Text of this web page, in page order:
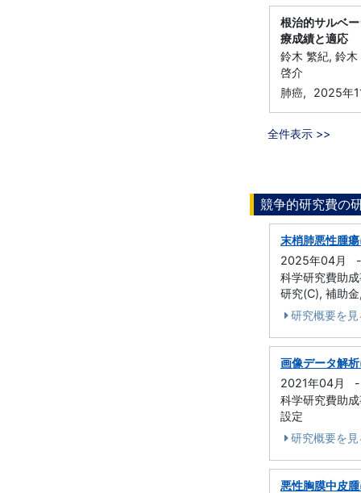
根治的サルベ
療成績と適応
鈴木 繁紀, 鈴
啓介
肺癌,
2025年
全件表示 >>
競争的研究費の
末梢肺悪性腫
2025年04月
-
科学研究費助
研究(C), 補助
研究概要を見
画像データ解
2021年04月
-
科学研究費助
設定
研究概要を見
悪性胸膜中皮